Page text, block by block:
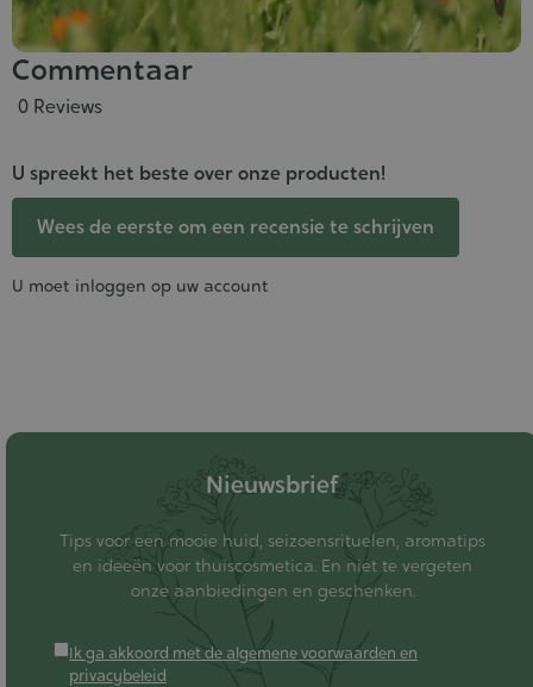
Commentaar
0 Reviews
U spreekt het beste over onze producten!
Wees de eerste om een recensie te schrijven
U moet inloggen op uw account
Nieuwsbrief
Tips voor een mooie huid, seizoensrituelen, aromatips
en ideeën voor thuiscosmetica. En niet te vergeten
onze aanbiedingen en geschenken.
Ik ga akkoord met de algemene voorwaarden en
privacybeleid